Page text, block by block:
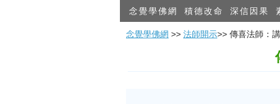
念覺學佛網 積德改命 深信因果
念覺學佛網 >> 法師開示>> 傳喜法師：